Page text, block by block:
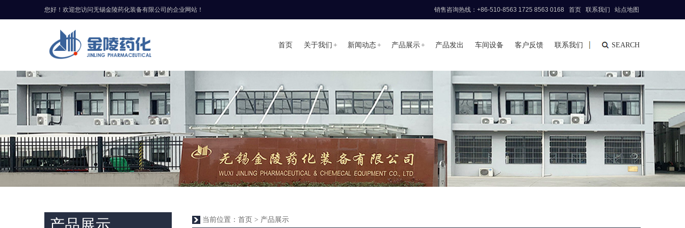
您好！欢迎您访问无锡金陵药化装备有限公司的企业网站！ 销售咨询热线：+86-510-8563 1725 8563 0168 首页 联系我们 站点地图
首页 关于我们 + 新闻动态+ 产品展示+ 产品发出 车间设备 客户反馈 联系我们 SEARCH
当前位置： 首页 > 产品展示